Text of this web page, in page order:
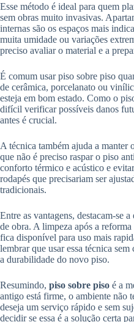
Esse método é ideal para quem
sem obras muito invasivas.
internas são os espaços mais
muita umidade ou variações
preciso avaliar o material e a
É comum usar piso sobre piso
de cerâmica, porcelanato ou
esteja em bom estado. Como o
difícil verificar possíveis danos
antes é crucial.
A técnica também ajuda a manter
que não é preciso raspar o piso
conforto térmico e acústico e
rodapés que precisariam ser
tradicionais.
Entre as vantagens, destacam-se
de obra. A limpeza após a
fica disponível para uso mais
lembrar que usar essa técnica
a durabilidade do novo piso.
Resumindo, piso sobre piso é a
antigo está firme, o ambiente não
deseja um serviço rápido e sem
decidir se essa é a solução certa